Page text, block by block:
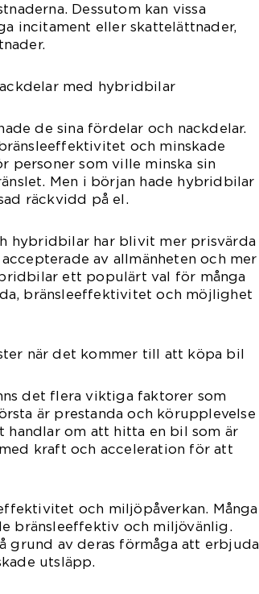
Dessutom kan vissa
incitament eller skattelättnader,
med hybridbilar
de sina fördelar och nackdelar.
och minskade
personer som ville minska sin
Men i början hade hybridbilar
räckvidd på el.
hybridbilar har blivit mer prisvärda
av allmänheten och mer
ett populärt val för många
bränsleeffektivitet och möjlighet
när det kommer till att köpa bil
det flera viktiga faktorer som
är prestanda och körupplevelse
om att hitta en bil som är
kraft och acceleration för att
och miljöpåverkan. Många
bränsleeffektiv och miljövänlig.
av deras förmåga att erbjuda
utsläpp.